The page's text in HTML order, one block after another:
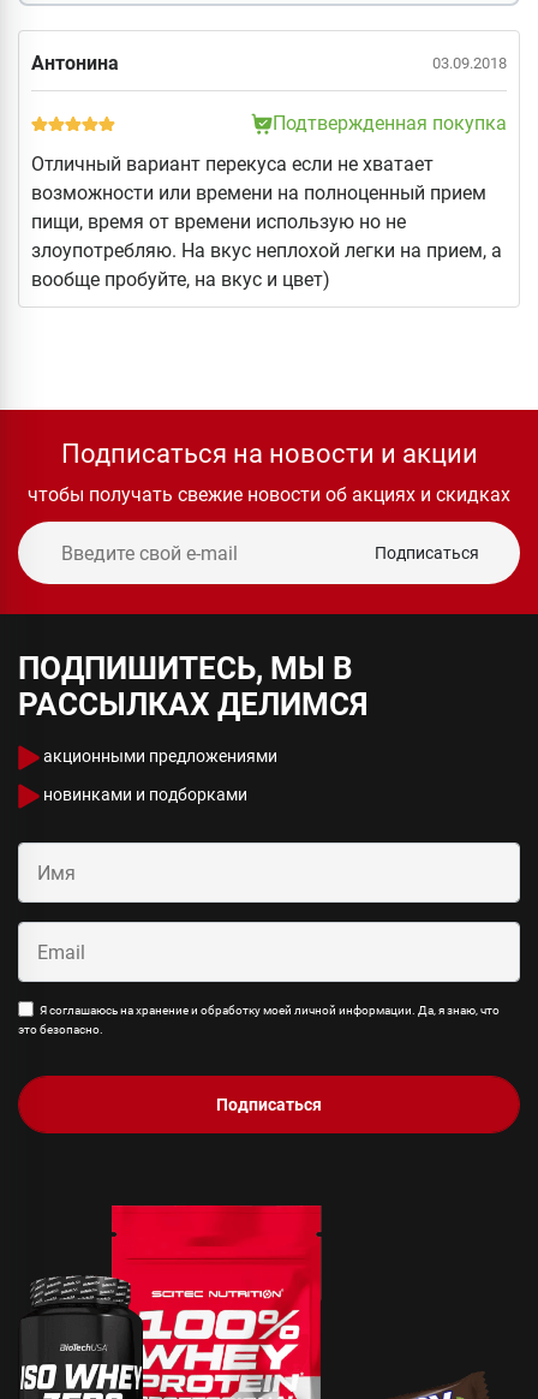
Антонина 03.09.2018
Подтвержденная покупка
Отличный вариант перекуса если не хватает
возможности или времени на полноценный прием
пищи, время от времени использую но не
злоупотребляю. На вкус неплохой легки на прием, а
вообще пробуйте, на вкус и цвет)
Подписаться на новости и акции
чтобы получать свежие новости об акциях и скидках
Подписаться
ПОДПИШИТЕСЬ, МЫ В
РАССЫЛКАХ ДЕЛИМСЯ
акционными предложениями
новинками и подборками
Я соглашаюсь на хранение и обработку моей личной информации. Да, я знаю, что
это безопасно.
Подписаться